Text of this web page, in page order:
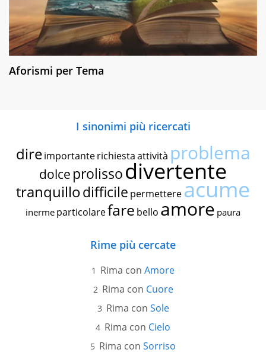
Aforismi per Tema
I sinonimi più ricercati
dire importante richiestaattività problema
dolce prolissodivertente
tranquillodifficile permettereacume
inerme particolarefare bello amore paura
Rime più cercate
Rima con Amore
Rima con Cuore
Rima con Sole
Rima con Cielo
Rima con Sorriso